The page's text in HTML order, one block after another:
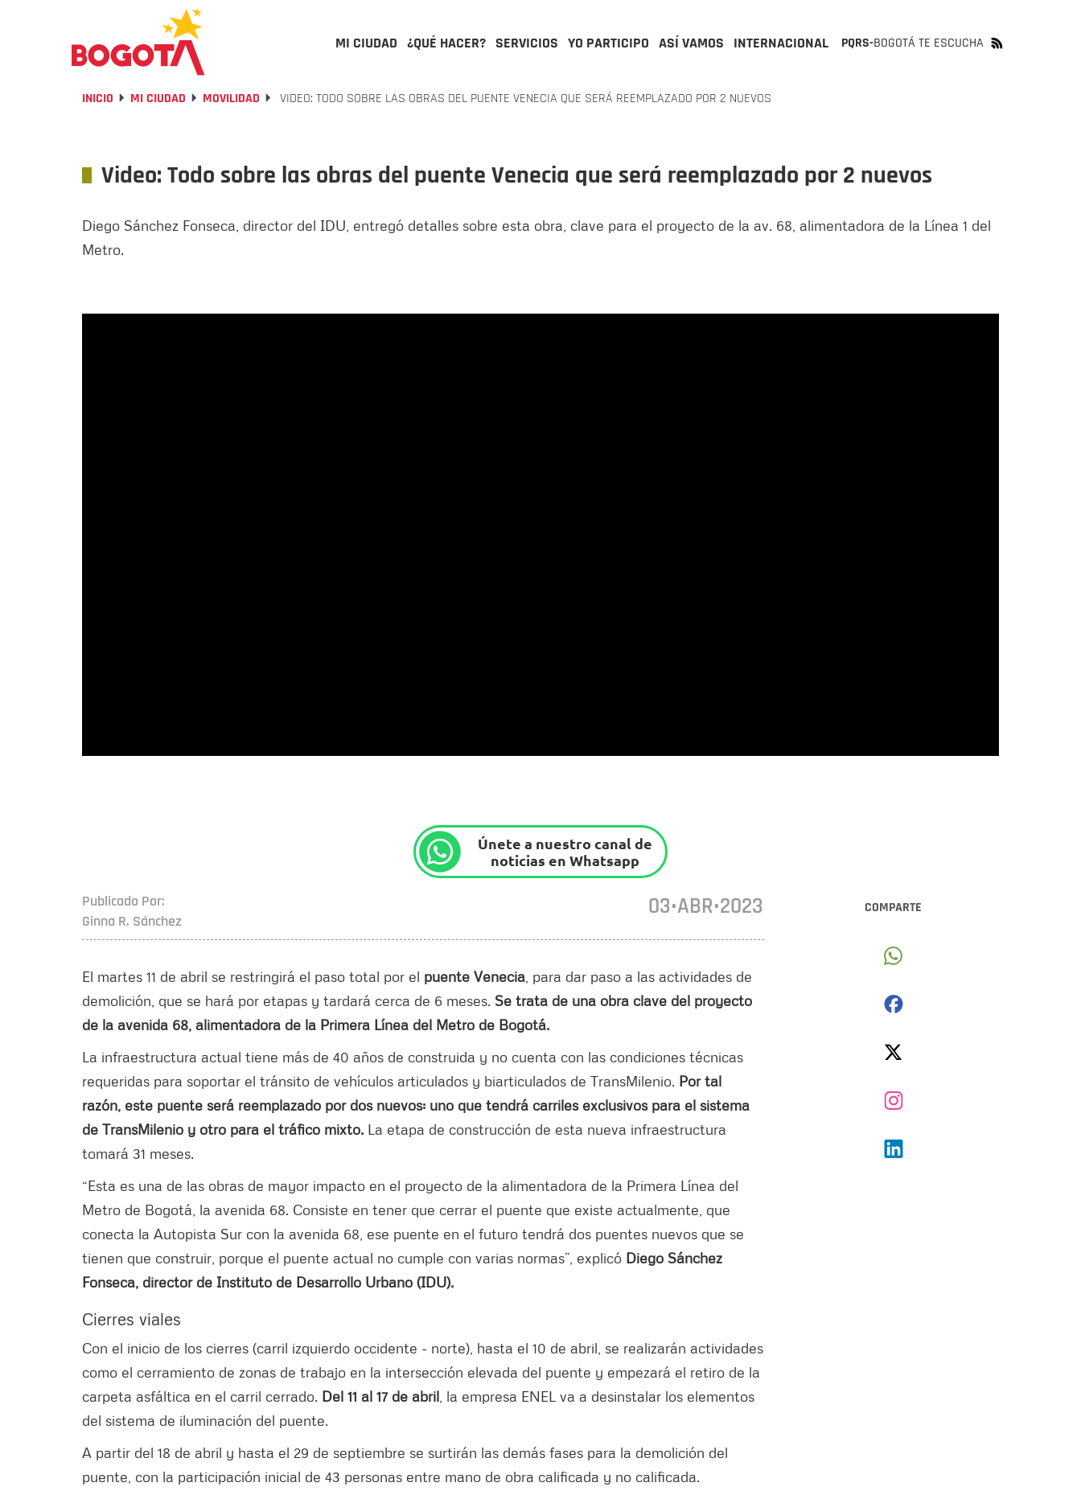
MI CIUDAD ¿QUÉ HACER? SERVICIOS YO PARTICIPO ASÍ VAMOS INTERNACIONAL PQRS-BOGOTÁ TE ESCUCHA
INICIO MI CIUDAD MOVILIDAD VIDEO: TODO SOBRE LAS OBRAS DEL PUENTE VENECIA QUE SERÁ REEMPLAZADO POR 2 NUEVOS
Video: Todo sobre las obras del puente Venecia que será reemplazado por 2 nuevos
Diego Sánchez Fonseca, director del IDU, entregó detalles sobre esta obra, clave para el proyecto de la av. 68, alimentadora de la Línea 1 del
Metro.
Únete a nuestro canal de
noticias en Whatsapp
COMPARTE
Publicado Por:
Ginna R. Sánchez
03•ABR•2023
El martes 11 de abril se restringirá el paso total por el puente Venecia , para dar paso a las actividades de
demolición, que se hará por etapas y tardará cerca de 6 meses. Se trata de una obra clave del proyecto
de la avenida 68, alimentadora de la Primera Línea del Metro de Bogotá.
La infraestructura actual tiene más de 40 años de construida y no cuenta con las condiciones técnicas
requeridas para soportar el tránsito de vehículos articulados y biarticulados de TransMilenio. Por tal
razón, este puente será reemplazado por dos nuevos: uno que tendrá carriles exclusivos para el sistema
de TransMilenio y otro para el tráfico mixto. La etapa de construcción de esta nueva infraestructura
tomará 31 meses.
“Esta es una de las obras de mayor impacto en el proyecto de la alimentadora de la Primera Línea del
Metro de Bogotá, la avenida 68. Consiste en tener que cerrar el puente que existe actualmente, que
conecta la Autopista Sur con la avenida 68, ese puente en el futuro tendrá dos puentes nuevos que se
tienen que construir, porque el puente actual no cumple con varias normas”, explicó Diego Sánchez
Fonseca, director de Instituto de Desarrollo Urbano (IDU).
Cierres viales
Con el inicio de los cierres (carril izquierdo occidente - norte), hasta el 10 de abril, se realizarán actividades
como el cerramiento de zonas de trabajo en la intersección elevada del puente y empezará el retiro de la
carpeta asfáltica en el carril cerrado. Del 11 al 17 de abril , la empresa ENEL va a desinstalar los elementos
del sistema de iluminación del puente.
A partir del 18 de abril y hasta el 29 de septiembre se surtirán las demás fases para la demolición del
puente, con la participación inicial de 43 personas entre mano de obra calificada y no calificada.